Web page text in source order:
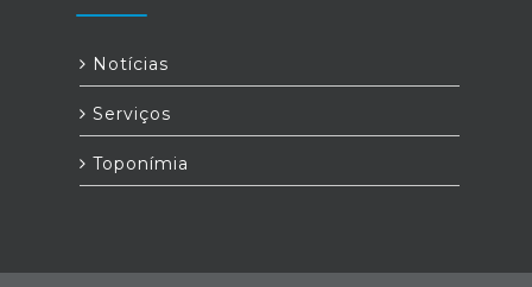
Notícias
Serviços
Toponímia